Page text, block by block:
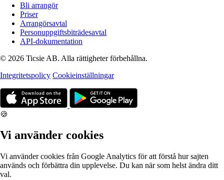
Bli arrangör
Priser
Arrangörsavtal
Personuppgiftsbiträdesavtal
API-dokumentation
© 2026 Ticsie AB. Alla rättigheter förbehållna.
Integritetspolicy Cookieinställningar
🍪
Vi använder cookies
Vi använder cookies från Google Analytics för att förstå hur sajten
används och förbättra din upplevelse. Du kan när som helst ändra ditt
val.